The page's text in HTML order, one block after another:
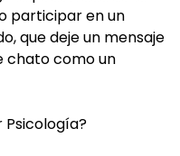
participar en un
que deje un mensaje
chato como un